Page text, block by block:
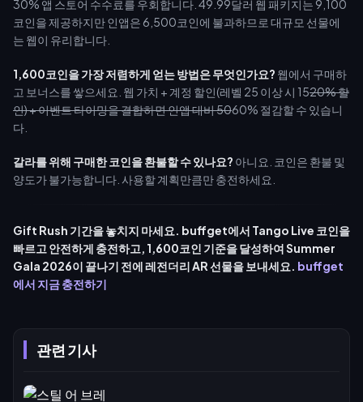
관련 기사
30% 앱 스토어 수수료를 우회합니다. 49.99달러 웹 패키지는 9,100
코인을 제공하지만 인앱은 6,500코인에 불과하므로 대규모 선물에
는 웹이 유리합니다.
1,600코인을 가장 저렴하게 얻는 방법은 무엇인가요? 웹에서 구매하
고 보너스를 쌓으세요. 웹 가치 + 계정 할인(레벨 25 이상 시 1520% 할
인) + 이벤트 타이밍을 결합하면 인앱 대비 5060% 절감할 수 있습니
다.
갈라를 위해 구매한 코인을 환불할 수 있나요? 아니요. 코인은 환불 및
양도가 불가능합니다. 사용할 계획만큼만 충전하세요.
Gift Rush 기간을 놓치지 마세요. buffget에서 Tango Live 코인을
빠르고 안전하게 충전하고, 1,600코인 기준을 달성하여 Summer
Gala 2026이 끝나기 전에 레전더리 AR 선물을 보내세요. buffget
에서 지금 충전하기